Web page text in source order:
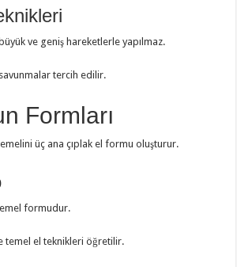
ve geniş hareketlerle yapılmaz.
savunmalar tercih edilir.
Formları
üç ana çıplak el formu oluşturur.
formudur.
temel el teknikleri öğretilir.